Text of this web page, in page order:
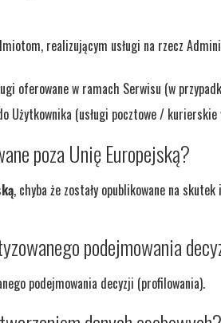
realizującym usługi na rzecz
oferowane w ramach Serwisu (w
Użytkownika (usługi pocztowe /
poza Unię Europejską?
, chyba że zostały opublikowane na
podejmowania
podejmowania decyzji (profilowania).